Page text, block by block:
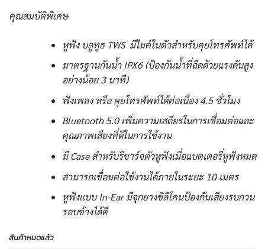
คุณสมบัติพิเศษ
หูฟัง บลูทูธ TWS มีไมค์ในตัวสำหรับคุยโทรศัพท์ได้
มาตรฐานกันน้ำ IPX6 (ป้องกันน้ำที่ฉีดด้วยแรงดันสูง
อย่างน้อย 3 นาที)
ฟังเพลง หรือ คุยโทรศัพท์ได้ต่อเนื่อง 4.5 ชั่วโมง
Bluetooth 5.0 เพิ่มความเสถียรในการเชื่อมต่อและ
คุณภาพเสียงที่ดีในการใช้งาน
มี Case สำหรับรีชาร์จตัวหูฟังเมื่อแบตเตอรี่หูฟังหมด
สามารถเชื่อมต่อใช้งานได้ภายในระยะ 10 เมตร
หูฟังแบบ In-Ear มีจุกยางซิลิโคนป้องกันเสียงรบกวน
รอบข้างได้ดี
สินค้าหมดแล้ว